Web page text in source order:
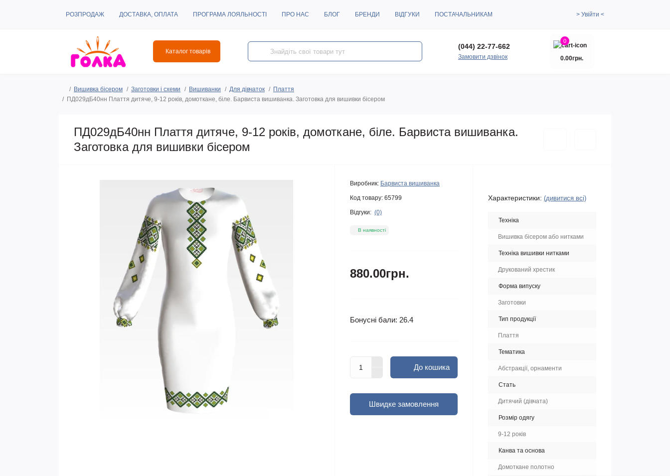
РОЗПРОДАЖ ДОСТАВКА, ОПЛАТА ПРОГРАМА ЛОЯЛЬНОСТІ ПРО НАС БЛОГ БРЕНДИ ВІДГУКИ ПОСТАЧАЛЬНИКАМ > Увійти <
Каталог товарів
(044) 22-77-662
Замовити дзвінок
0
0.00грн.
Вишивка бісером Заготовки і схеми Вишиванки Для дівчаток
Плаття
ПД029дБ40нн Плаття дитяче, 9-12 років, домоткане, біле. Барвиста вишиванка. Заготовка для вишивки бісером
ПД029дБ40нн Плаття дитяче, 9-12 років, домоткане, біле. Барвиста вишиванка.
Заготовка для вишивки бісером
Виробник: Барвиста вишиванка
Код товару: 65799
Відгуки: (0)
В наявності
880.00грн.
Бонусні бали: 26.4
До кошика
Швидке замовлення
Характеристики: (дивитися всі)
Техніка
Вишивка бісером або нитками
Техніка вишивки нитками
Друкований хрестик
Форма випуску
Заготовки
Тип продукції
Плаття
Тематика
Абстракції, орнаменти
Стать
Дитячий (дівчата)
Розмір одягу
9-12 років
Канва та основа
Домоткане полотно